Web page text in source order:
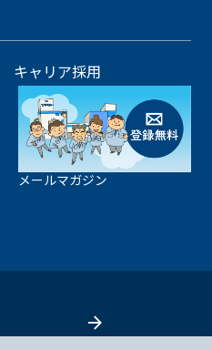
キャリア採用
メールマガジン